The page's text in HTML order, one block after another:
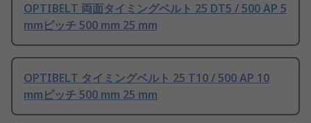
OPTIBELT 両面タイミングベルト 25 DT5 / 500 AP 5
mmピッチ 500 mm 25 mm
OPTIBELT タイミングベルト 25 T10 / 500 AP 10
mmピッチ 500 mm 25 mm